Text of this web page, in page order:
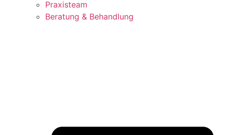
Praxisteam
Beratung & Behandlung